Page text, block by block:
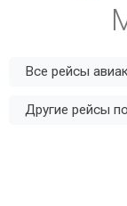
Все рейсы
Другие рейсы